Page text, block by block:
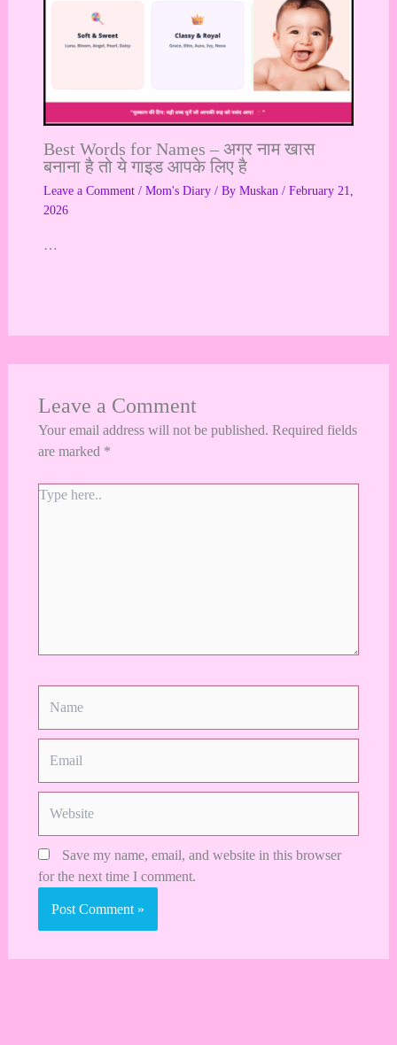
Best Words for Names – अगर नाम खास
बनाना है तो ये गाइड आपके लिए है
Leave a Comment / Mom's Diary/ By Muskan / February 21,
2026
…
Leave a Comment
Your email address will not be published. Required fields
are marked *
Type
Save my name, email, and website in this browser
for the next time I comment.